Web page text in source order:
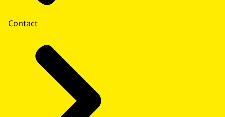
Contact